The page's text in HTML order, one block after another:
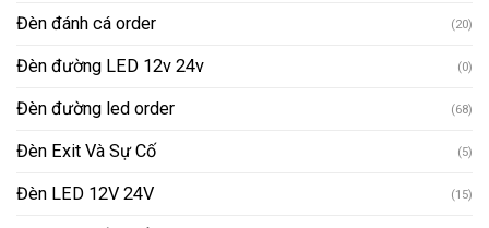
Đèn đánh cá order (20)
Đèn đường LED 12v 24v (0)
Đèn đường led order (68)
Đèn Exit Và Sự Cố (5)
Đèn LED 12V 24V (15)